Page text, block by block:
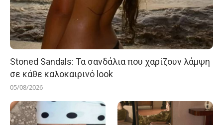
Stoned Sandals: Τα σανδάλια που χαρίζουν λάμψη
σε κάθε καλοκαιρινό look
05/08/2026